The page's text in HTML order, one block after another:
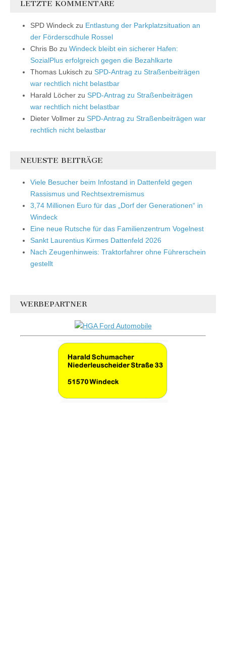
LETZTE KOMMENTARE
SPD Windeck zu Entlastung der Parkplatzsituation an
der Förderscdhule Rossel
Chris Bo zu Windeck bleibt ein sicherer Hafen:
SozialPlus erfolgreich gegen die Bezahlkarte
Thomas Lukisch zu SPD-Antrag zu Straßenbeiträgen
war rechtlich nicht belastbar
Harald Löcher zu SPD-Antrag zu Straßenbeiträgen
war rechtlich nicht belastbar
Dieter Vollmer zu SPD-Antrag zu Straßenbeiträgen war
rechtlich nicht belastbar
NEUESTE BEITRÄGE
Viele Besucher beim Infostand in Dattenfeld gegen
Rassismus und Rechtsextremismus
3,74 Millionen Euro für das „Dorf der Generationen“ in
Windeck
Eine neue Rutsche für das Familienzentrum Vogelnest
Sankt Laurentius Kirmes Dattenfeld 2026
Nach Zeugenhinweis: Traktorfahrer ohne Führerschein
gestellt
WERBEPARTNER